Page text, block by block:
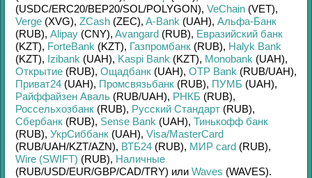
(USDC/ERC20/BEP20/SOL/POLYGON), VeChain (VET),
Verge (XVG), ZCash (ZEC), A-Bank (UAH), Альфа-Банк
(RUB), Alipay (CNY), Avangard (RUB), Евразийский банк
(KZT), ForteBank (KZT), Газпромбанк (RUB), Halyk Bank
(KZT), Izibank (UAH), Kaspi Bank (KZT), Monobank (UAH),
Открытие (RUB), Ощадбанк (UAH), OTP Bank (RUB/UAH),
Приват24 (UAH), Промсвязьбанк (RUB), ПУМБ (UAH),
Райффайзен Аваль (RUB/UAH), РНКБ (RUB),
Россельхозбанк (RUB), Русский Стандарт (RUB),
Сбербанк (RUB), Sense Bank (UAH), Тинькофф банк
(RUB), УкрСиббанк (UAH), Visa/MasterCard
(RUB/UAH/KZT/AZN), ВТБ24 (RUB), МИР card (RUB),
Wire (SWIFT) (RUB), Наличные
(RUB/USD/EUR/GBP/CAD/TRY) или Waves (WAVES).